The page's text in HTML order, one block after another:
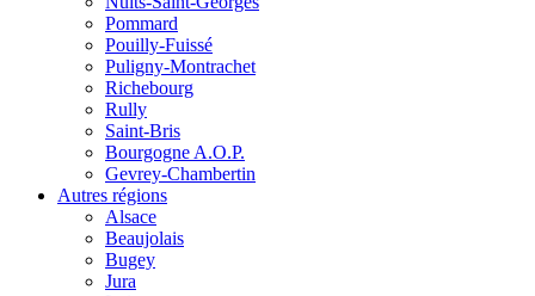
Pommard
Pouilly-Fuissé
Puligny-Montrachet
Richebourg
Rully
Saint-Bris
Bourgogne A.O.P.
Gevrey-Chambertin
Autres régions
Alsace
Beaujolais
Bugey
Jura